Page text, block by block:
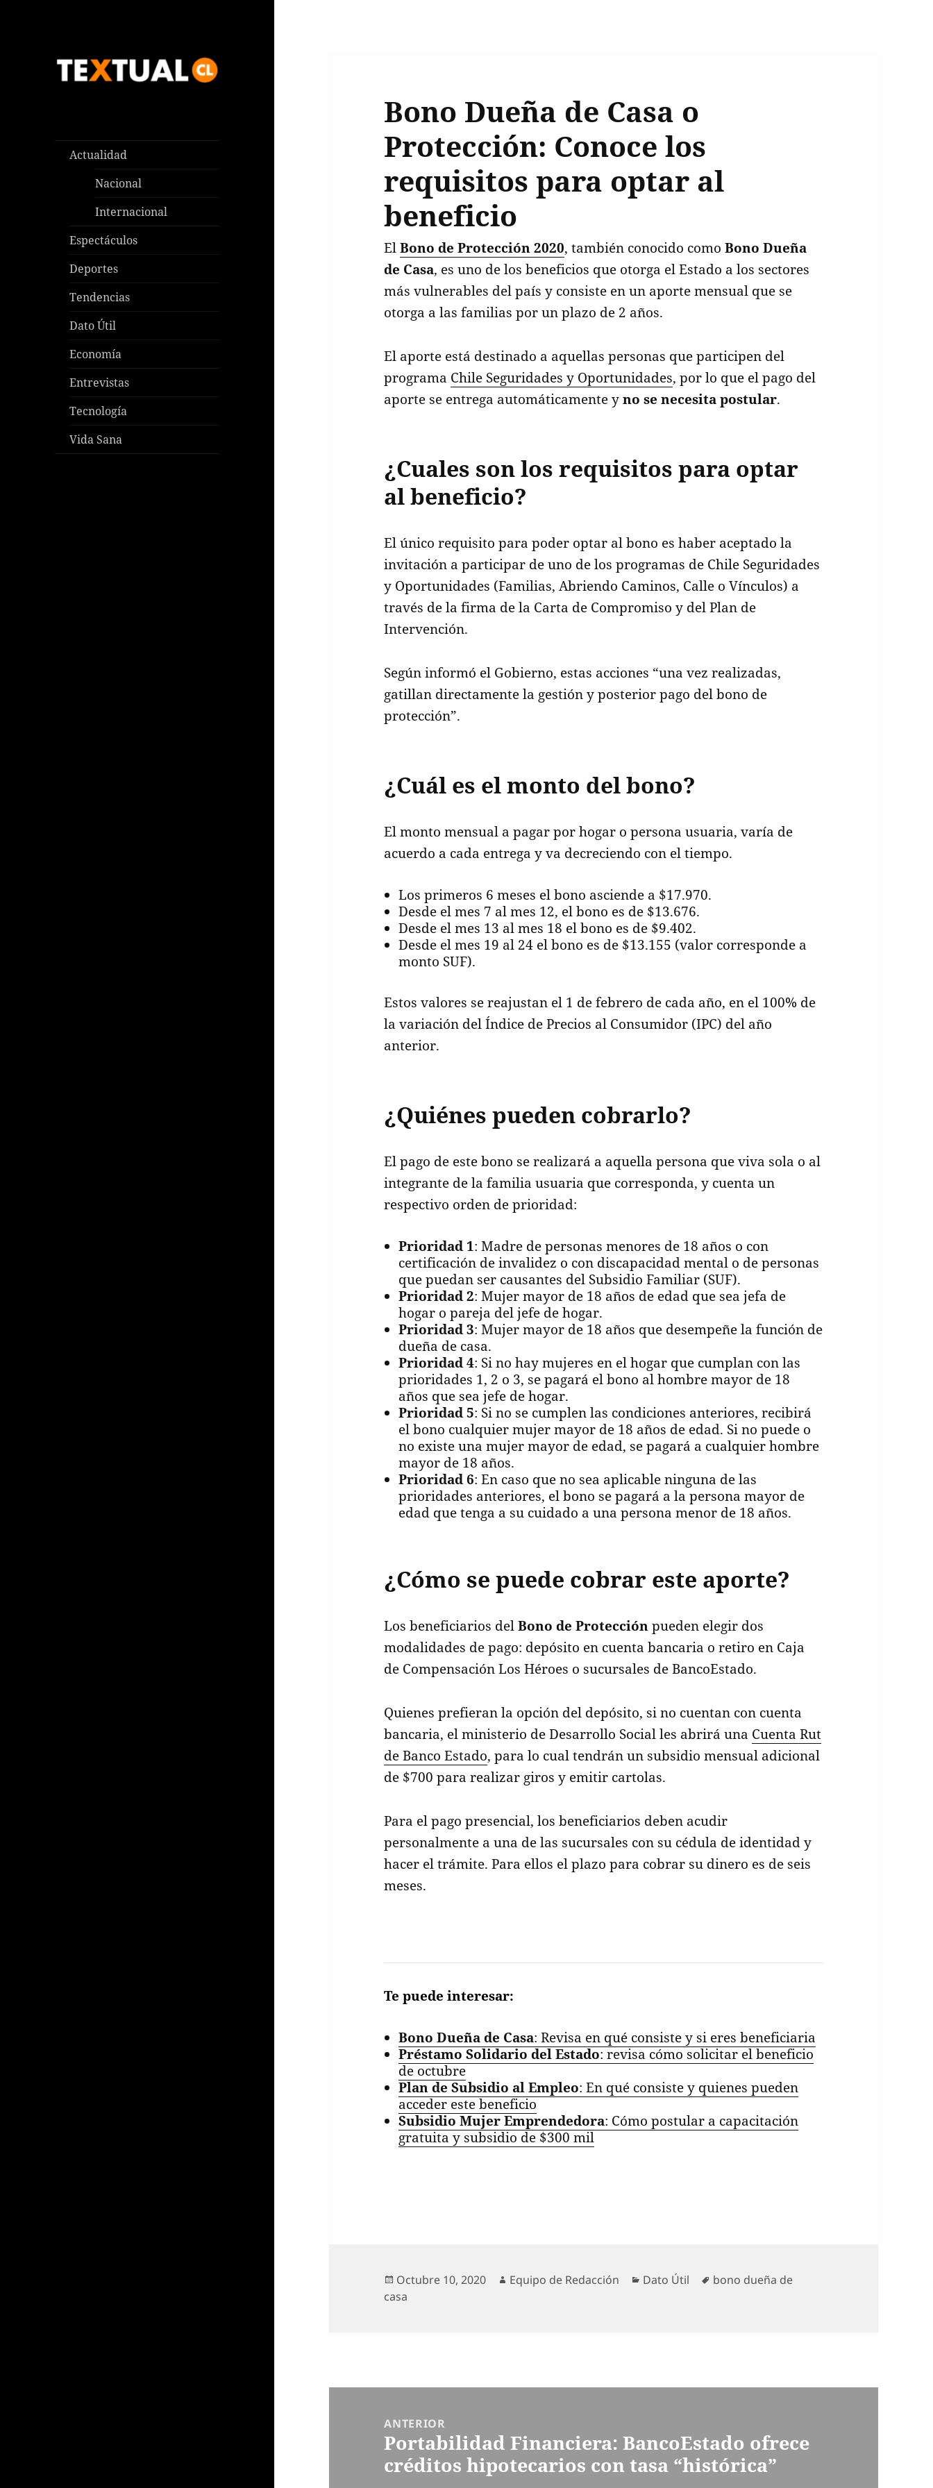
Actualidad
Nacional
Internacional
Espectáculos
Deportes
Tendencias
Dato Útil
Economía
Entrevistas
Tecnología
Vida Sana
Bono Dueña de Casa o
Protección: Conoce los
requisitos para optar al
beneficio
ElBono de Protección 2020, también conocido como Bono Dueña
de Casa, es uno de los beneficios que otorga el Estado a los sectores
más vulnerables del país y consiste en un aporte mensual que se
otorga a las familias por un plazo de 2 años.
El aporte está destinado a aquellas personas que participen del
programa Chile Seguridades y Oportunidades, por lo que el pago del
aporte se entrega automáticamente yno se necesita postular.
¿Cuales son los requisitos para optar
al beneficio?
El único requisito para poder optar al bono es haber aceptado la
invitación a participar de uno de los programas de Chile Seguridades
y Oportunidades (Familias, Abriendo Caminos, Calle o Vínculos) a
través de la firma de la Carta de Compromiso y del Plan de
Intervención.
Según informó el Gobierno, estas acciones “una vez realizadas,
gatillan directamente la gestión y posterior pago del bono de
protección”.
¿Cuál es el monto del bono?
El monto mensual a pagar por hogar o persona usuaria, varía de
acuerdo a cada entrega y va decreciendo con el tiempo.
Los primeros 6 meses el bono asciende a $17.970.
Desde el mes 7 al mes 12, el bono es de $13.676.
Desde el mes 13 al mes 18 el bono es de $9.402.
Desde el mes 19 al 24 el bono es de $13.155 (valor corresponde a
monto SUF).
Estos valores se reajustan el 1 de febrero de cada año, en el 100% de
la variación del Índice de Precios al Consumidor (IPC) del año
anterior.
¿Quiénes pueden cobrarlo?
El pago de este bono se realizará a aquella persona que viva sola o al
integrante de la familia usuaria que corresponda, y cuenta un
respectivo orden de prioridad:
Prioridad 1: Madre de personas menores de 18 años o con
certificación de invalidez o con discapacidad mental o de personas
que puedan ser causantes del Subsidio Familiar (SUF).
Prioridad 2: Mujer mayor de 18 años de edad que sea jefa de
hogar o pareja del jefe de hogar.
Prioridad 3: Mujer mayor de 18 años que desempeñe la función de
dueña de casa.
Prioridad 4: Si no hay mujeres en el hogar que cumplan con las
prioridades 1, 2 o 3, se pagará el bono al hombre mayor de 18
años que sea jefe de hogar.
Prioridad 5: Si no se cumplen las condiciones anteriores, recibirá
el bono cualquier mujer mayor de 18 años de edad. Si no puede o
no existe una mujer mayor de edad, se pagará a cualquier hombre
mayor de 18 años.
Prioridad 6: En caso que no sea aplicable ninguna de las
prioridades anteriores, el bono se pagará a la persona mayor de
edad que tenga a su cuidado a una persona menor de 18 años.
¿Cómo se puede cobrar este aporte?
Los beneficiarios delBono de Protecciónpueden elegir dos
modalidades de pago: depósito en cuenta bancaria o retiro en Caja
de Compensación Los Héroes o sucursales de BancoEstado.
Quienes prefieran la opción del depósito, si no cuentan con cuenta
bancaria, el ministerio de Desarrollo Social les abrirá una Cuenta Rut
de Banco Estado, para lo cual tendrán un subsidio mensual adicional
de $700 para realizar giros y emitir cartolas.
Para el pago presencial, los beneficiarios deben acudir
personalmente a una de las sucursales con su cédula de identidad y
hacer el trámite. Para ellos el plazo para cobrar su dinero es de seis
meses.
Te puede interesar:
Bono Dueña de Casa: Revisa en qué consiste y si eres beneficiaria
Préstamo Solidario del Estado: revisa cómo solicitar el beneficio
de octubre
Plan de Subsidio al Empleo: En qué consiste y quienes pueden
acceder este beneficio
Subsidio Mujer Emprendedora: Cómo postular a capacitación
gratuita y subsidio de $300 mil
Publicado
el
Octubre 10, 2020 Autor
Equipo de Redacción Categorías
Dato Útil Etiquetas
bono dueña de
casa
entradas
ANTERIOR
Entrada
anterior:
Portabilidad Financiera: BancoEstado ofrece
créditos hipotecarios con tasa “histórica”